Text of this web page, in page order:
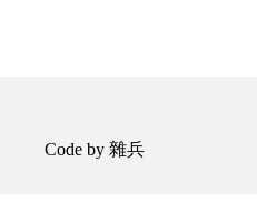
Code by 雜兵